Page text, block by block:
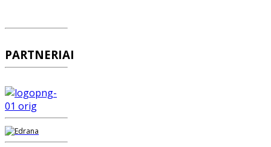
PARTNERIAI